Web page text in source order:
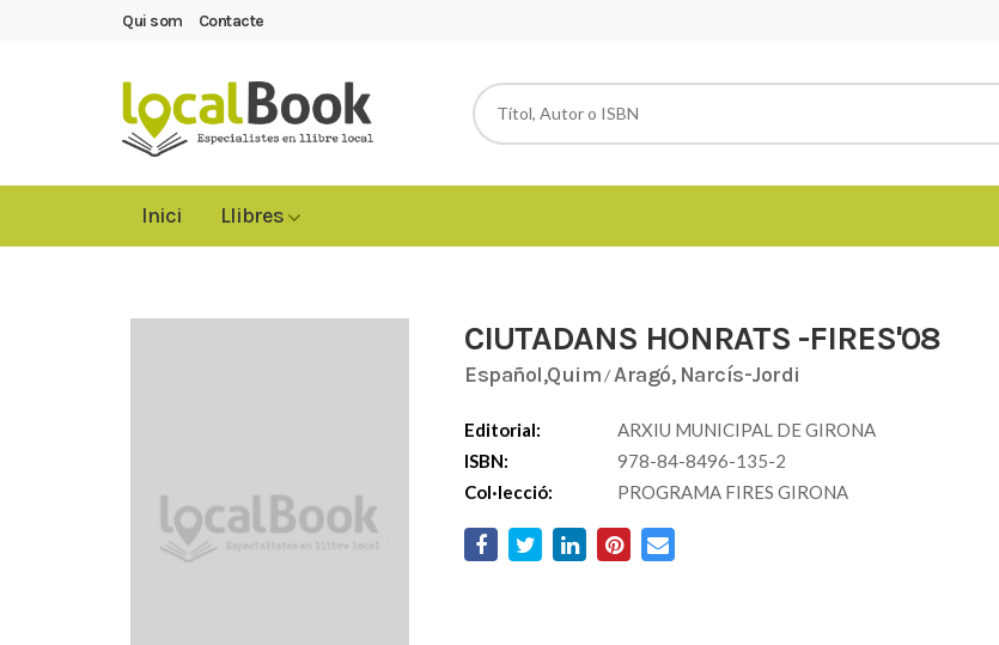
Qui som Contacte
Inici Llibres
CIUTADANS HONRATS -FIRES'08
Español,Quim/Aragó, Narcís-Jordi
Editorial:
ARXIU MUNICIPAL DE GIRONA
ISBN:
978-84-8496-135-2
Col·lecció:
PROGRAMA FIRES GIRONA